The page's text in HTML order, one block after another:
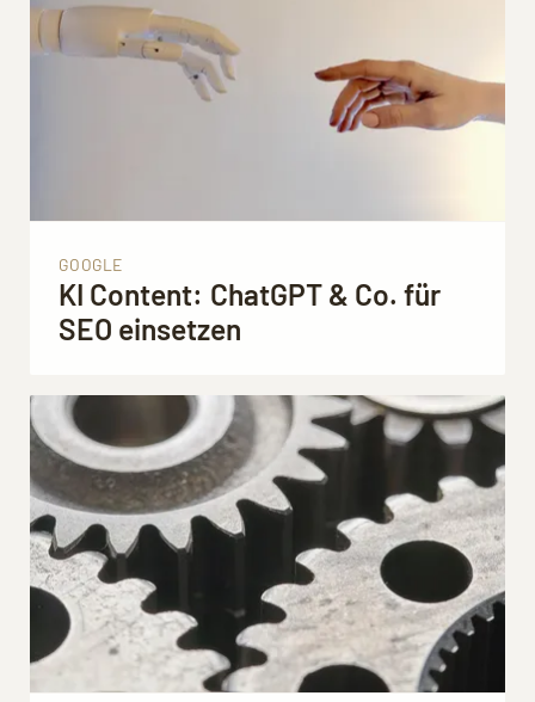
GOOGLE
KI Content: ChatGPT & Co. für
SEO einsetzen